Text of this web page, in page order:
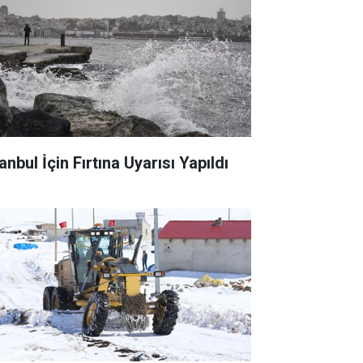
İçin Fırtına Uyarısı Yapıldı